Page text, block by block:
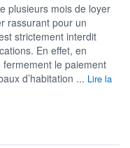
plusieurs mois de loyer
rassurant pour un
strictement interdit
En effet, en
le paiement
d’habitation ... Lire la